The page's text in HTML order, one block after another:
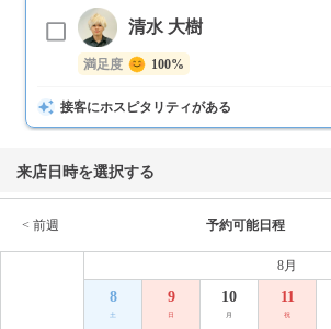
清水 大樹
満足度 100%
接客にホスピタリティがある
来店日時を選択する
< 前週 予約可能日程
8月
8
土
9
日
10
月
11
祝